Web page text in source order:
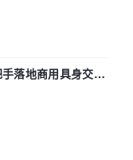
落地商用具身交互